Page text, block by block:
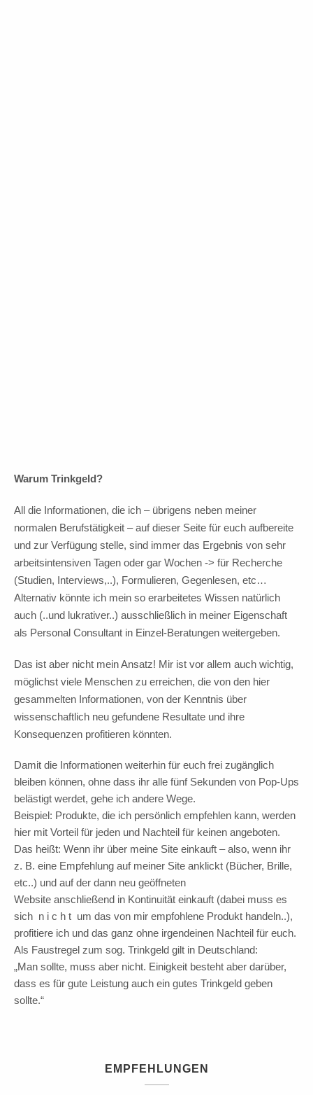
Warum Trinkgeld?
All die Informationen, die ich – übrigens neben meiner
normalen Berufstätigkeit – auf dieser Seite für euch aufbereite
und zur Verfügung stelle, sind immer das Ergebnis von sehr
arbeitsintensiven Tagen oder gar Wochen -> für Recherche
(Studien, Interviews,..), Formulieren, Gegenlesen, etc…
Alternativ könnte ich mein so erarbeitetes Wissen natürlich
auch (..und lukrativer..) ausschließlich in meiner Eigenschaft
als Personal Consultant in Einzel-Beratungen weitergeben.
Das ist aber nicht mein Ansatz! Mir ist vor allem auch wichtig,
möglichst viele Menschen zu erreichen, die von den hier
gesammelten Informationen, von der Kenntnis über
wissenschaftlich neu gefundene Resultate und ihre
Konsequenzen profitieren könnten.
Damit die Informationen weiterhin für euch frei zugänglich
bleiben können, ohne dass ihr alle fünf Sekunden von Pop-Ups
belästigt werdet, gehe ich andere Wege.
Beispiel: Produkte, die ich persönlich empfehlen kann, werden
hier mit Vorteil für jeden und Nachteil für keinen angeboten.
Das heißt: Wenn ihr über meine Site einkauft – also, wenn ihr
z. B. eine Empfehlung auf meiner Site anklickt (Bücher, Brille,
etc..) und auf der dann neu geöffneten
Website anschließend in Kontinuität einkauft (dabei muss es
sich n i c h t um das von mir empfohlene Produkt handeln..),
profitiere ich und das ganz ohne irgendeinen Nachteil für euch.
Als Faustregel zum sog. Trinkgeld gilt in Deutschland:
„Man sollte, muss aber nicht. Einigkeit besteht aber darüber,
dass es für gute Leistung auch ein gutes Trinkgeld geben
sollte.“
EMPFEHLUNGEN